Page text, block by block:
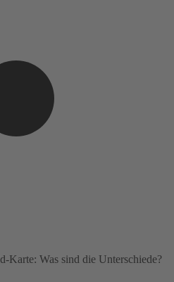
Karte: Was sind die Unterschiede?